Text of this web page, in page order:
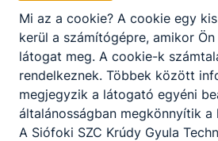
Mi az a cookie? A cookie egy
kerül a számítógépre, amikor
látogat meg. A cookie-k
rendelkeznek. Többek között
megjegyzik a látogató egyéni
általánosságban megkönnyítik a
A Siófoki SZC Krúdy Gyula